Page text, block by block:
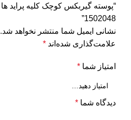
1502048”
نشانی ایمیل شما منتشر نخواهد شد.
علامت‌گذاری شده‌اند *
امتیاز شما *
دیدگاه شما *